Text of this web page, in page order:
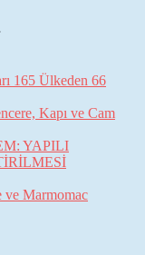
165 Ülkeden 66
Kapı ve Cam
YAPILI
ve Marmomac